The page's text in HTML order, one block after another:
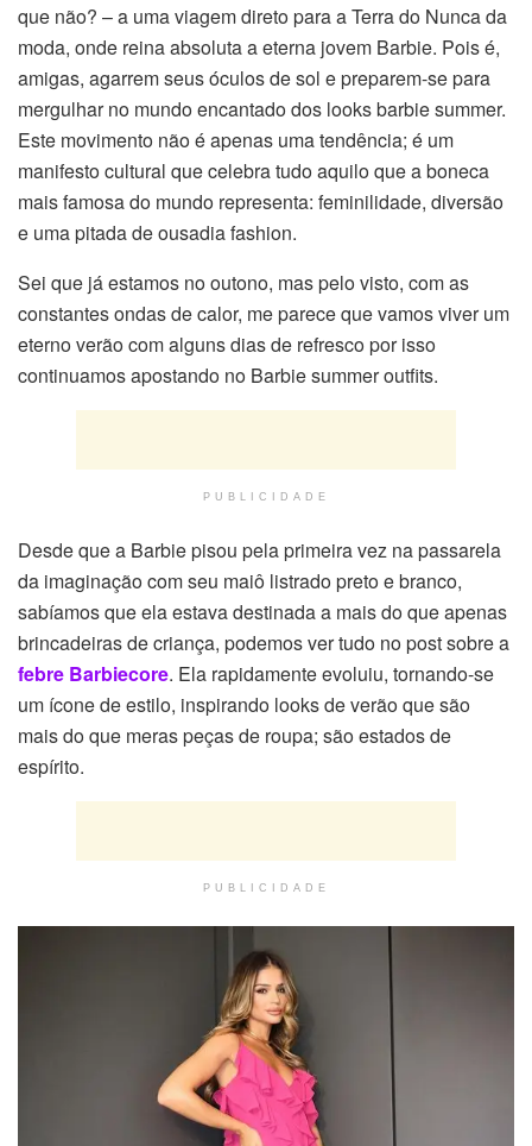
que não? – a uma viagem direto para a Terra do Nunca da
moda, onde reina absoluta a eterna jovem Barbie. Pois é,
amigas, agarrem seus óculos de sol e preparem-se para
mergulhar no mundo encantado dos looks barbie summer.
Este movimento não é apenas uma tendência; é um
manifesto cultural que celebra tudo aquilo que a boneca
mais famosa do mundo representa: feminilidade, diversão
e uma pitada de ousadia fashion.
Sei que já estamos no outono, mas pelo visto, com as
constantes ondas de calor, me parece que vamos viver um
eterno verão com alguns dias de refresco por isso
continuamos apostando no Barbie summer outfits.
PUBLICIDADE
Desde que a Barbie pisou pela primeira vez na passarela
da imaginação com seu maiô listrado preto e branco,
sabíamos que ela estava destinada a mais do que apenas
brincadeiras de criança, podemos ver tudo no post sobre a
febre Barbiecore. Ela rapidamente evoluiu, tornando-se
um ícone de estilo, inspirando looks de verão que são
mais do que meras peças de roupa; são estados de
espírito.
PUBLICIDADE